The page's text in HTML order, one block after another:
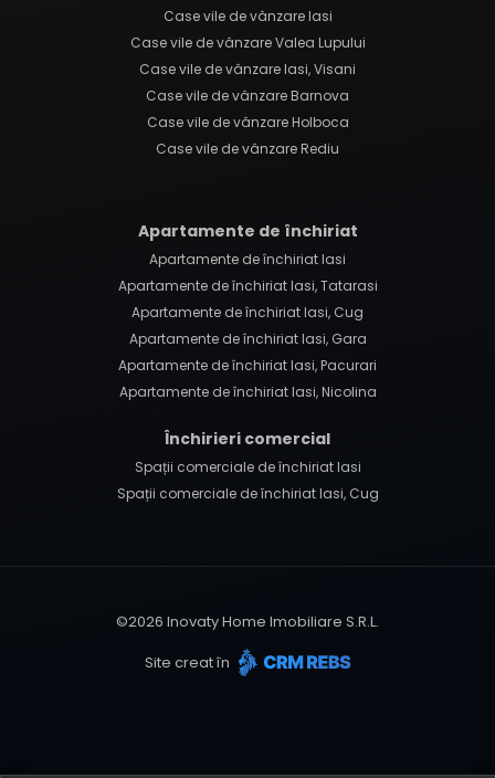
Case vile de vânzare Iasi
Case vile de vânzare Valea Lupului
Case vile de vânzare Iasi, Visani
Case vile de vânzare Barnova
Case vile de vânzare Holboca
Case vile de vânzare Rediu
Apartamente de închiriat
Apartamente de închiriat Iasi
Apartamente de închiriat Iasi, Tatarasi
Apartamente de închiriat Iasi, Cug
Apartamente de închiriat Iasi, Gara
Apartamente de închiriat Iasi, Pacurari
Apartamente de închiriat Iasi, Nicolina
Închirieri comercial
Spații comerciale de închiriat Iasi
Spații comerciale de închiriat Iasi, Cug
©2026 Inovaty Home Imobiliare S.R.L.
Site creat în